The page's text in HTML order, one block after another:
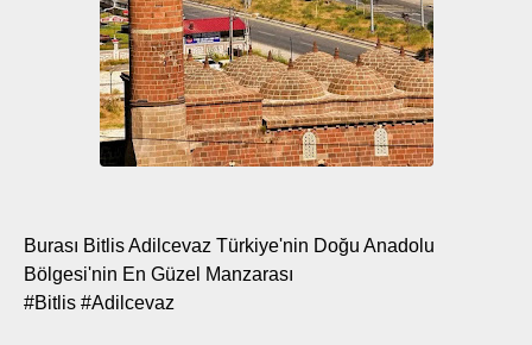
Burası Bitlis Adilcevaz Türkiye'nin Doğu Anadolu
Bölgesi'nin En Güzel Manzarası
#Bitlis #Adilcevaz